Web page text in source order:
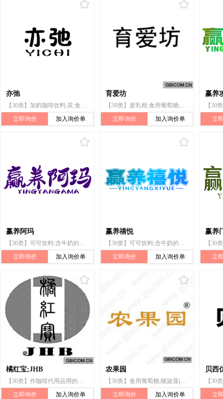
亦弛
【30类】加奶咖啡饮料;茶;食用葡萄糖;糖果;非医用营养液;燕麦食品;玉米粉;面粉制品;豆粉;食用淀粉产品
立即询价
加入询价单
育爱坊
【30类】麦乳精;食用葡萄糖;糖果;蜂蜜;饼干;蛋糕;面包;燕麦食品;面粉制品;佐料(调味品)
立即询价
加入询价单
赢养
立
赢养阿玛
【30类】可可饮料;含牛奶的巧克力饮料;茶饮料;食用葡萄糖;果冻（糖果）;冰糖燕窝;蜂王浆;蜂蜜;早餐谷类食品;谷类制品
立即询价
加入询价单
赢养禧悦
【30类】可可饮料;含牛奶的巧克力饮料;茶饮料;食用葡萄糖;果冻（糖果）;冰糖燕窝;蜂王浆;蜂蜜;早餐谷类食品;谷类制品
立即询价
加入询价单
赢养
立
橘红宝;JHB
【30类】作咖啡代用品用的植物制剂;固体饮料;茶饮料;茶叶代用品;糖果(锭剂);非医用营养膏;非医用营养液;非医用营养胶囊;食用葡萄糖
立即询价
加入询价单
农果园
【30类】食用葡萄糖;螺旋藻(非医用营养品);非医用营养粉;燕麦食品;麦片;谷类制品;谷制食品糊;膨化水果片.蔬菜片;食用淀粉产品;冻酸奶(冰冻甜点)
立即询价
加入询价单
贝西
立